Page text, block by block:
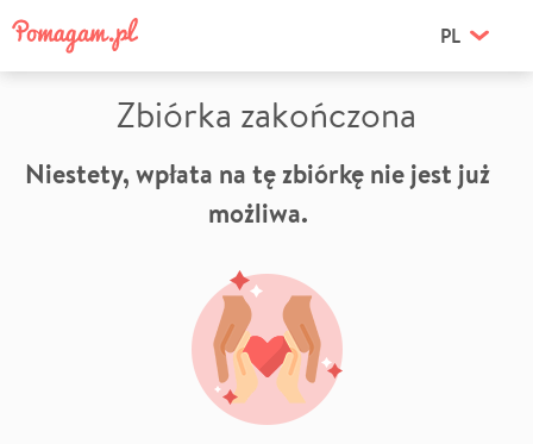
PL
Zbiórka zakończona
Niestety, wpłata na tę zbiórkę nie jest już
możliwa.